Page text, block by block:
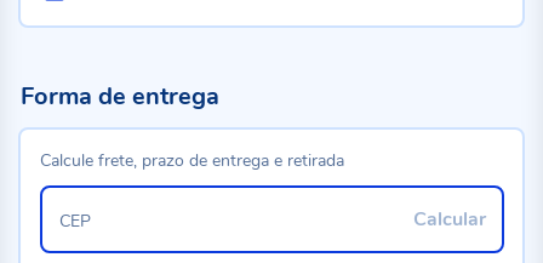
Forma de entrega
Calcule frete, prazo de entrega e retirada
Calcular
CEP